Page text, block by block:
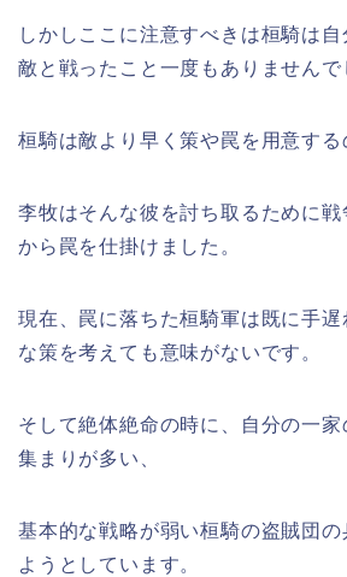
しかしここに注意すべきは桓騎は
敵と戦ったこと一度もありませんで
桓騎は敵より早く策や罠を用意する
李牧はそんな彼を討ち取るために
から罠を仕掛けました。
現在、罠に落ちた桓騎軍は既に手
な策を考えても意味がないです。
そして絶体絶命の時に、自分の一家
集まりが多い、
基本的な戦略が弱い桓騎の盗賊団
ようとしています。